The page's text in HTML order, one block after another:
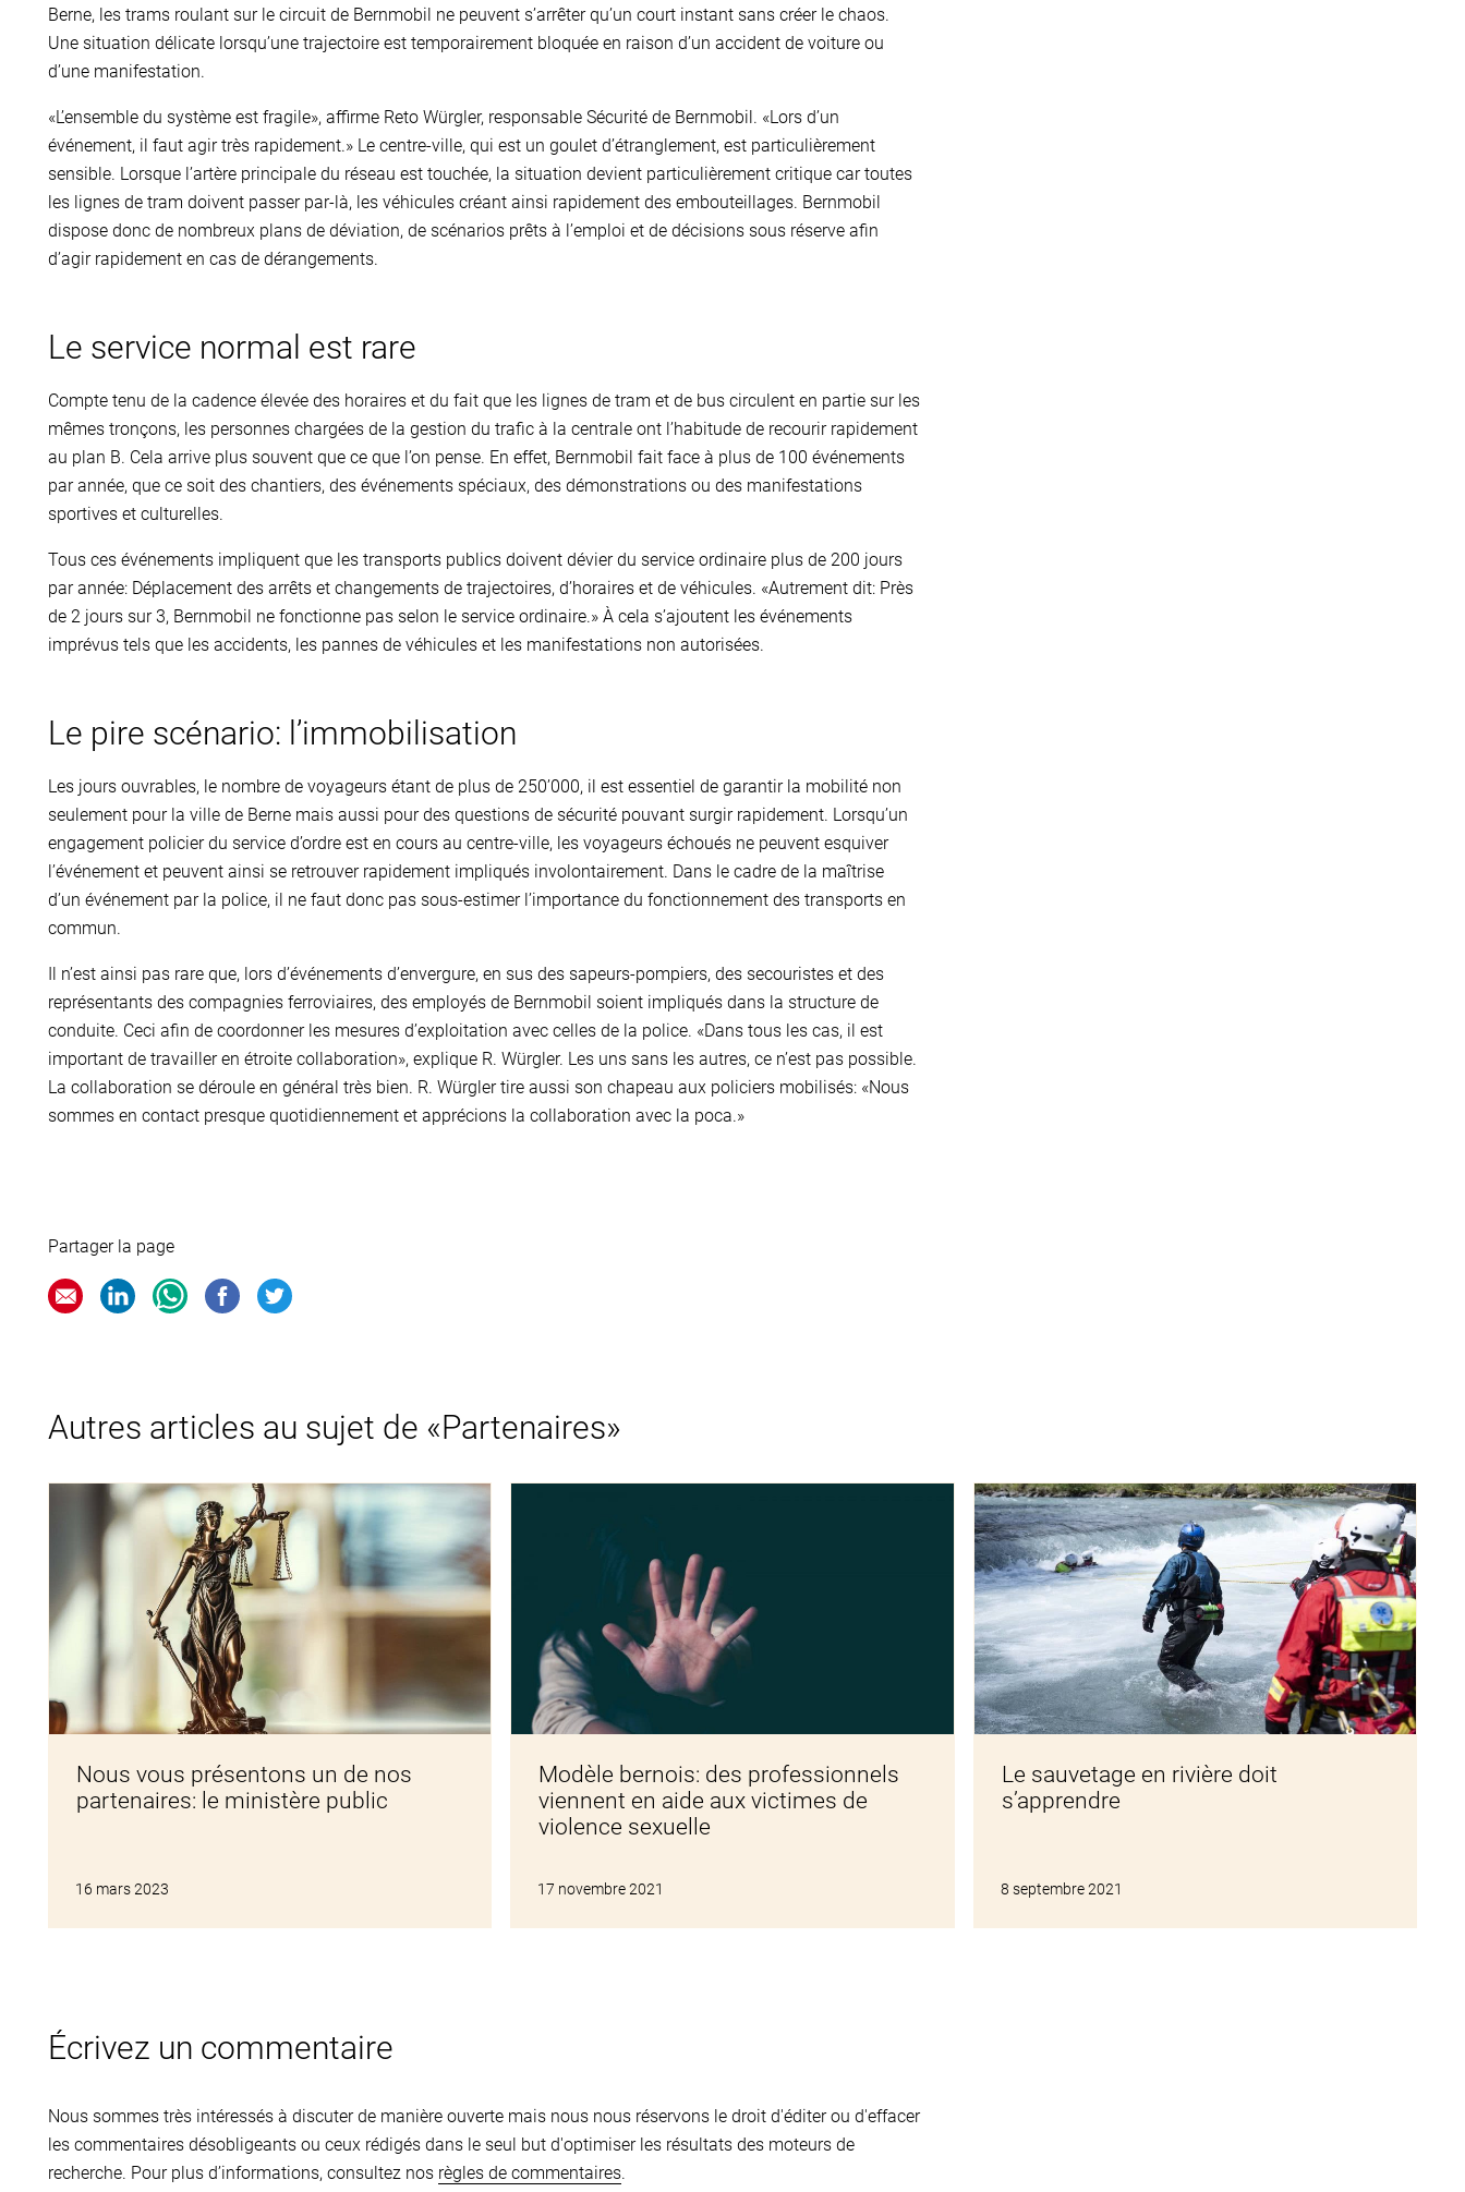
Berne, les trams roulant sur le circuit de Bernmobil ne peuvent s’arrêter qu’un court instant sans créer le chaos.
Une situation délicate lorsqu’une trajectoire est temporairement bloquée en raison d’un accident de voiture ou
d’une manifestation.
«L’ensemble du système est fragile», affirme Reto Würgler, responsable Sécurité de Bernmobil. «Lors d’un
événement, il faut agir très rapidement.» Le centre-ville, qui est un goulet d’étranglement, est particulièrement
sensible. Lorsque l’artère principale du réseau est touchée, la situation devient particulièrement critique car toutes
les lignes de tram doivent passer par-là, les véhicules créant ainsi rapidement des embouteillages. Bernmobil
dispose donc de nombreux plans de déviation, de scénarios prêts à l’emploi et de décisions sous réserve afin
d’agir rapidement en cas de dérangements.
Le service normal est rare
Compte tenu de la cadence élevée des horaires et du fait que les lignes de tram et de bus circulent en partie sur les
mêmes tronçons, les personnes chargées de la gestion du trafic à la centrale ont l’habitude de recourir rapidement
au plan B. Cela arrive plus souvent que ce que l’on pense. En effet, Bernmobil fait face à plus de 100 événements
par année, que ce soit des chantiers, des événements spéciaux, des démonstrations ou des manifestations
sportives et culturelles.
Tous ces événements impliquent que les transports publics doivent dévier du service ordinaire plus de 200 jours
par année: Déplacement des arrêts et changements de trajectoires, d’horaires et de véhicules. «Autrement dit: Près
de 2 jours sur 3, Bernmobil ne fonctionne pas selon le service ordinaire.» À cela s’ajoutent les événements
imprévus tels que les accidents, les pannes de véhicules et les manifestations non autorisées.
Le pire scénario: l’immobilisation
Les jours ouvrables, le nombre de voyageurs étant de plus de 250’000, il est essentiel de garantir la mobilité non
seulement pour la ville de Berne mais aussi pour des questions de sécurité pouvant surgir rapidement. Lorsqu’un
engagement policier du service d’ordre est en cours au centre-ville, les voyageurs échoués ne peuvent esquiver
l’événement et peuvent ainsi se retrouver rapidement impliqués involontairement. Dans le cadre de la maîtrise
d’un événement par la police, il ne faut donc pas sous-estimer l’importance du fonctionnement des transports en
commun.
Il n’est ainsi pas rare que, lors d’événements d’envergure, en sus des sapeurs-pompiers, des secouristes et des
représentants des compagnies ferroviaires, des employés de Bernmobil soient impliqués dans la structure de
conduite. Ceci afin de coordonner les mesures d’exploitation avec celles de la police. «Dans tous les cas, il est
important de travailler en étroite collaboration», explique R. Würgler. Les uns sans les autres, ce n’est pas possible.
La collaboration se déroule en général très bien. R. Würgler tire aussi son chapeau aux policiers mobilisés: «Nous
sommes en contact presque quotidiennement et apprécions la collaboration avec la poca.»
Partager la page
Autres articles au sujet de «Partenaires»
Nous vous présentons un de nos
partenaires: le ministère public
16 mars 2023
Modèle bernois: des professionnels
viennent en aide aux victimes de
violence sexuelle
17 novembre 2021
Le sauvetage en rivière doit
s’apprendre
8 septembre 2021
Écrivez un commentaire
Nous sommes très intéressés à discuter de manière ouverte mais nous nous réservons le droit d'éditer ou d'effacer
les commentaires désobligeants ou ceux rédigés dans le seul but d'optimiser les résultats des moteurs de
recherche. Pour plus d’informations, consultez nos règles de commentaires.